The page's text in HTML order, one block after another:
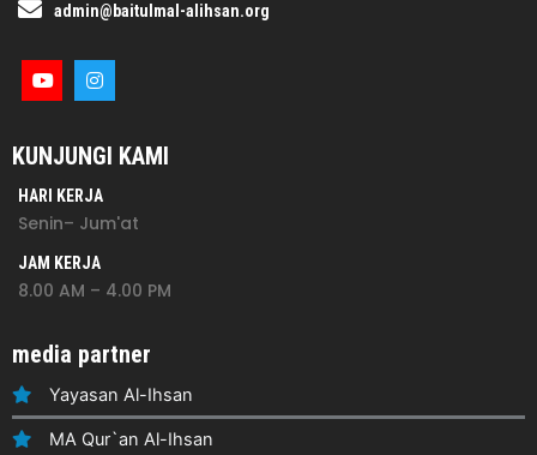
admin@baitulmal-alihsan.org
KUNJUNGI KAMI
HARI KERJA
Senin– Jum'at
JAM KERJA
8.00 AM – 4.00 PM
media partner
Yayasan Al-Ihsan
MA Qur`an Al-Ihsan